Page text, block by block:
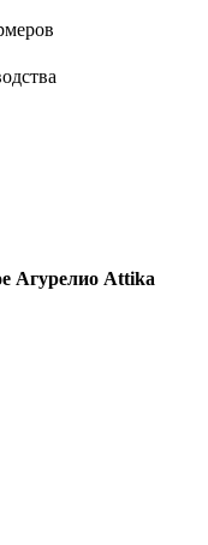
Агурелио Attika